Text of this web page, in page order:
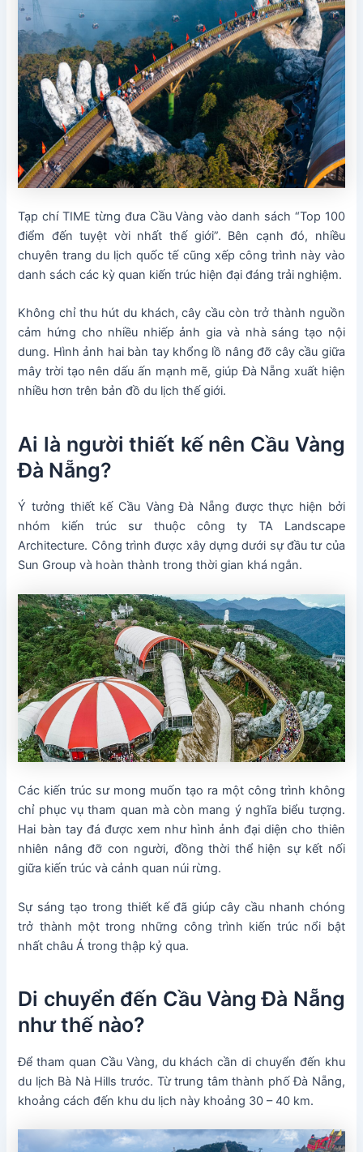
Tạp chí TIME từng đưa Cầu Vàng vào danh sách “Top 100
điểm đến tuyệt vời nhất thế giới”. Bên cạnh đó, nhiều
chuyên trang du lịch quốc tế cũng xếp công trình này vào
danh sách các kỳ quan kiến trúc hiện đại đáng trải nghiệm.
Không chỉ thu hút du khách, cây cầu còn trở thành nguồn
cảm hứng cho nhiều nhiếp ảnh gia và nhà sáng tạo nội
dung. Hình ảnh hai bàn tay khổng lồ nâng đỡ cây cầu giữa
mây trời tạo nên dấu ấn mạnh mẽ, giúp Đà Nẵng xuất hiện
nhiều hơn trên bản đồ du lịch thế giới.
Ai là người thiết kế nên Cầu Vàng
Đà Nẵng?
Ý tưởng thiết kế Cầu Vàng Đà Nẵng được thực hiện bởi
nhóm kiến trúc sư thuộc công ty TA Landscape
Architecture. Công trình được xây dựng dưới sự đầu tư của
Sun Group và hoàn thành trong thời gian khá ngắn.
Các kiến trúc sư mong muốn tạo ra một công trình không
chỉ phục vụ tham quan mà còn mang ý nghĩa biểu tượng.
Hai bàn tay đá được xem như hình ảnh đại diện cho thiên
nhiên nâng đỡ con người, đồng thời thể hiện sự kết nối
giữa kiến trúc và cảnh quan núi rừng.
Sự sáng tạo trong thiết kế đã giúp cây cầu nhanh chóng
trở thành một trong những công trình kiến trúc nổi bật
nhất châu Á trong thập kỷ qua.
Di chuyển đến Cầu Vàng Đà Nẵng
như thế nào?
Để tham quan Cầu Vàng, du khách cần di chuyển đến khu
du lịch Bà Nà Hills trước. Từ trung tâm thành phố Đà Nẵng,
khoảng cách đến khu du lịch này khoảng 30 – 40 km.